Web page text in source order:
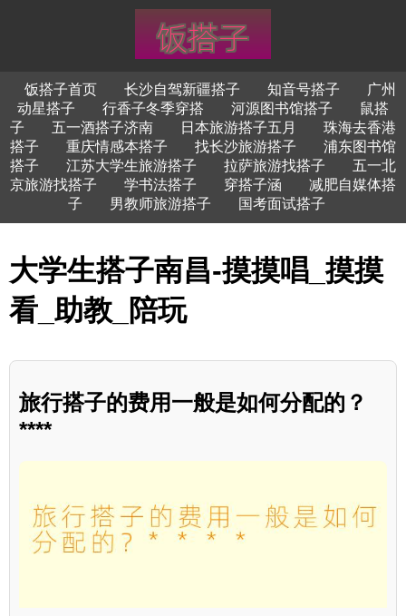
饭搭子首页 长沙自驾新疆搭子 知音号搭子
广州
动星搭子
行香子冬季穿搭 河源图书馆搭子
鼠搭
子
五一酒搭子济南 日本旅游搭子五月
珠海去香港
搭子
重庆情感本搭子 找长沙旅游搭子
浦东图书馆
搭子
江苏大学生旅游搭子 拉萨旅游找搭子
五一北
京旅游找搭子
学书法搭子 穿搭子涵
减肥自媒体搭
子
男教师旅游搭子 国考面试搭子
大学生搭子南昌-摸摸唱_摸摸
看_助教_陪玩
旅行搭子的费用一般是如何分配的？
****